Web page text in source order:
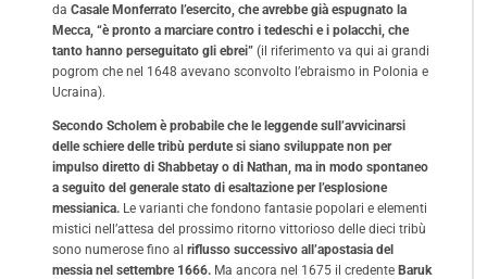
da Casale Monferrato l’esercito, che avrebbe già espugnato la
Mecca, “è pronto a marciare contro i tedeschi e i polacchi, che
tanto hanno perseguitato gli ebrei” (il riferimento va qui ai grandi
pogrom che nel 1648 avevano sconvolto l’ebraismo in Polonia e
Ucraina).
Secondo Scholem è probabile che le leggende sull’avvicinarsi
delle schiere delle tribù perdute si siano sviluppate non per
impulso diretto di Shabbetay o di Nathan, ma in modo spontaneo
a seguito del generale stato di esaltazione per l’esplosione
messianica. Le varianti che fondono fantasie popolari e elementi
mistici nell’attesa del prossimo ritorno vittorioso delle dieci tribù
sono numerose fino al riflusso successivo all’apostasia del
messia nel settembre 1666. Ma ancora nel 1675 il credente Baruk